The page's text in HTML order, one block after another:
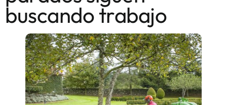
buscando trabajo